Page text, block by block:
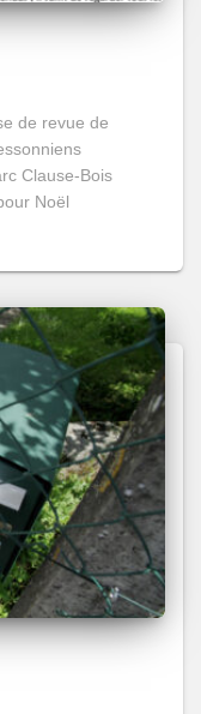
de revue de
Clause-Bois
Noël